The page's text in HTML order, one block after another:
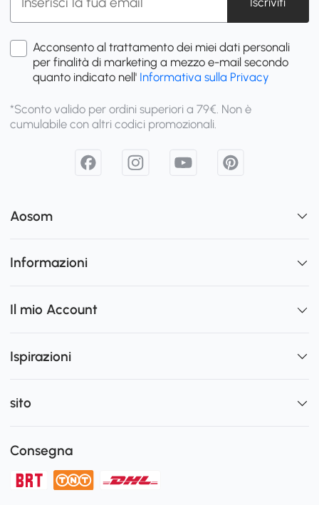
Acconsento al trattamento dei miei dati personali
per finalità di marketing a mezzo e-mail secondo
quanto indicato nell' Informativa sulla Privacy
*Sconto valido per ordini superiori a 79€. Non è
cumulabile con altri codici promozionali.
Aosom
Informazioni
Il mio Account
Ispirazioni
sito
Consegna